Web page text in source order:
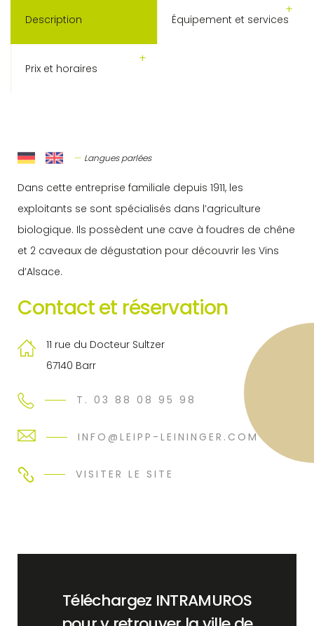
Description Équipement et services
Prix et horaires
Langues parlées
Dans cette entreprise familiale depuis 1911, les
exploitants se sont spécialisés dans l’agriculture
biologique. Ils possèdent une cave à foudres de chêne
et 2 caveaux de dégustation pour découvrir les Vins
d’Alsace.
Contact et réservation
11 rue du Docteur Sultzer
67140 Barr
T. 03 88 08 95 98
INFO@LEIPP-LEININGER.COM
VISITER LE SITE
Téléchargez INTRAMUROS